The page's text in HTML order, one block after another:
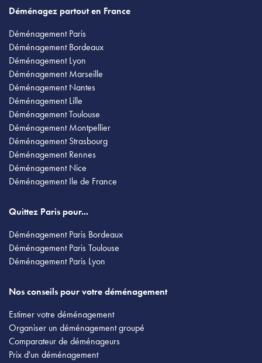
Déménagez partout en France
Déménagement Paris
Déménagement Bordeaux
Déménagement Lyon
Déménagement Marseille
Déménagement Nantes
Déménagement Lille
Déménagement Toulouse
Déménagement Montpellier
Déménagement Strasbourg
Déménagement Rennes
Déménagement Nice
Déménagement Ile de France
Quittez Paris pour...
Déménagement Paris Bordeaux
Déménagement Paris Toulouse
Déménagement Paris Lyon
Nos conseils pour votre déménagement
Estimer votre déménagement
Organiser un déménagement groupé
Comparateur de déménageurs
Prix d'un déménagement